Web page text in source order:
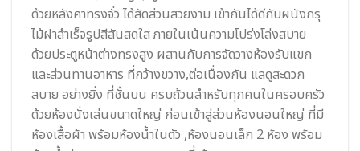
ด้วยหลังคาทรงจั่ว ได้สัดส่วนสวยงาม เข้ากันได้ดีกับผนังกรุ
ไม้ฝาสำเร็จรูปสีสันสดใส ภายในเน้นความโปร่งโล่งสบาย
ด้วยประตูหน้าต่างทรงสูง ผสานกับการจัดวางห้องรับแขก
และส่วนทานอาหาร ที่กว้างขวาง,ต่อเนื่องกัน แลดูสะดวก
สบาย อย่างยิ่ง ที่ชั้นบน ครบถ้วนสำหรับทุกคนในครอบครัว
ด้วยห้องนั่งเล่นขนาดใหญ่ ก่อนเข้าสู่ส่วนห้องนอนใหญ่ ที่มี
ห้องเสื้อผ้า พร้อมห้องน้ำในตัว ,ห้องนอนเล็ก 2 ห้อง พร้อม